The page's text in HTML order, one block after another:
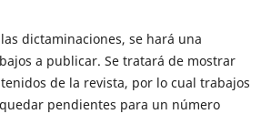
dictaminaciones, se hará una
a publicar. Se tratará de mostrar
de la revista, por lo cual trabajos
pendientes para un número